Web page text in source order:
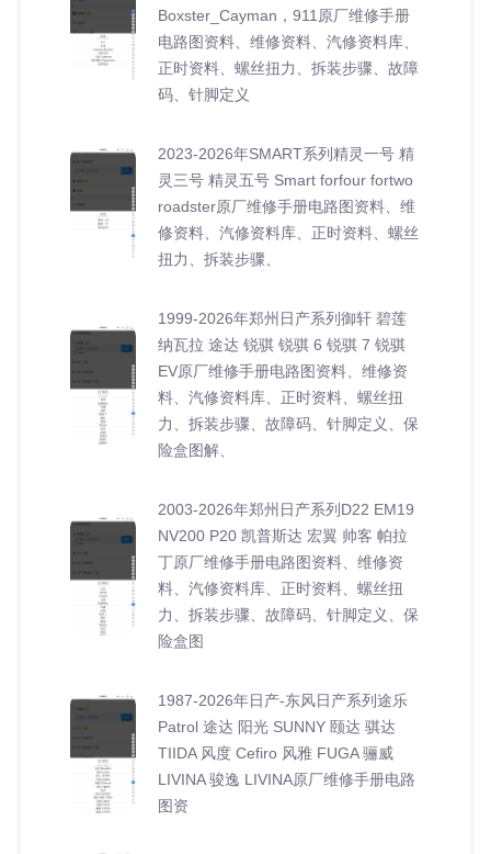
Boxster_Cayman，911原厂维修手册
电路图资料、维修资料、汽修资料库、
正时资料、螺丝扭力、拆装步骤、故障
码、针脚定义
2023-2026年SMART系列精灵一号 精
灵三号 精灵五号 Smart forfour fortwo
roadster原厂维修手册电路图资料、维
修资料、汽修资料库、正时资料、螺丝
扭力、拆装步骤、
1999-2026年郑州日产系列御轩 碧莲
纳瓦拉 途达 锐骐 锐骐 6 锐骐 7 锐骐
EV原厂维修手册电路图资料、维修资
料、汽修资料库、正时资料、螺丝扭
力、拆装步骤、故障码、针脚定义、保
险盒图解、
2003-2026年郑州日产系列D22 EM19
NV200 P20 凯普斯达 宏翼 帅客 帕拉
丁原厂维修手册电路图资料、维修资
料、汽修资料库、正时资料、螺丝扭
力、拆装步骤、故障码、针脚定义、保
险盒图
1987-2026年日产-东风日产系列途乐
Patrol 途达 阳光 SUNNY 颐达 骐达
TIIDA 风度 Cefiro 风雅 FUGA 骊威
LIVINA 骏逸 LIVINA原厂维修手册电路
图资